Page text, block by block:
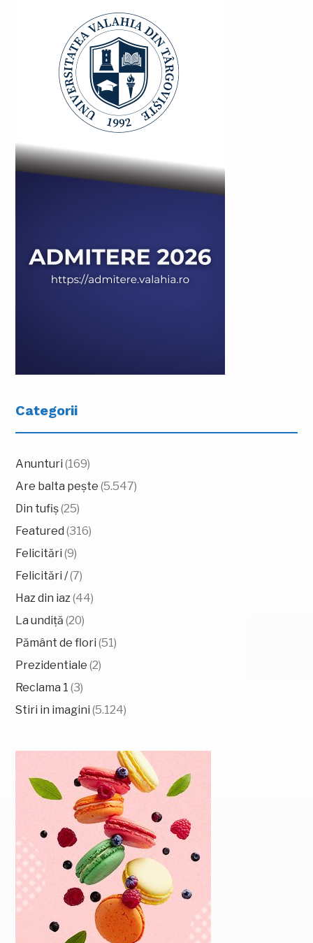
Categorii
Anunturi (169)
Are balta pește (5.547)
Din tufiș(25)
Featured (316)
Felicitări (9)
Felicitări /(7)
Haz din iaz(44)
La undiță (20)
Pământ de flori (51)
Prezidentiale (2)
Reclama 1 (3)
Stiri in imagini (5.124)